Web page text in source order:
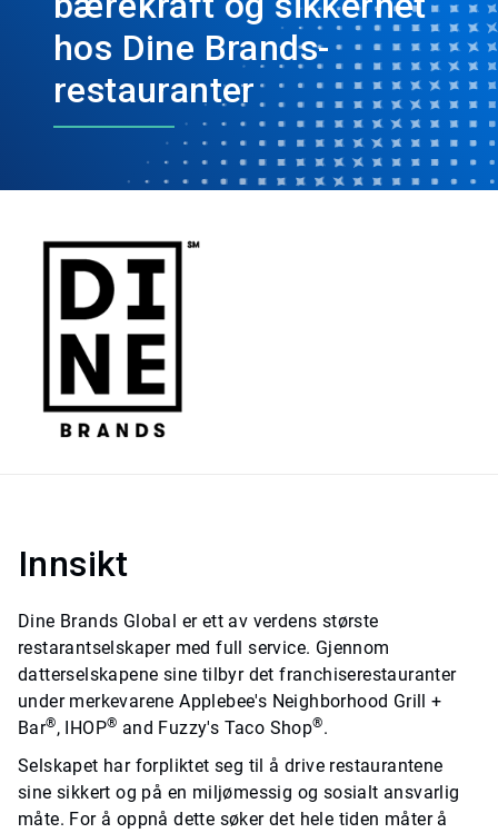
hos Dine Brands-
restauranter
Innsikt
Dine Brands Global er ett av verdens største
restarantselskaper med full service. Gjennom
datterselskapene sine tilbyr det franchiserestauranter
under merkevarene Applebee's Neighborhood Grill +
Bar®, IHOP® and Fuzzy's Taco Shop®.
Selskapet har forpliktet seg til å drive restaurantene
sine sikkert og på en miljømessig og sosialt ansvarlig
måte. For å oppnå dette søker det hele tiden måter å